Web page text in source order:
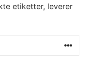
etiketter, leverer